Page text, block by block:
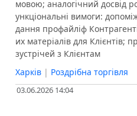
мовою; аналогічний досвід
ункціональні вимоги:
дання профайліф
их матеріалів для Клієнтів;
зустрічей з Клієнтам
Харків | Роздрібна торгівля
03.06.2026 14:04